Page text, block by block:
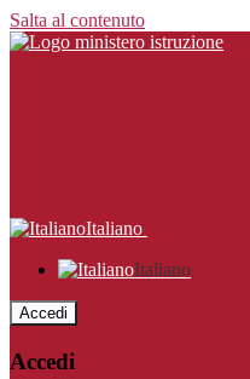
Salta al contenuto
Italiano
Italiano
Accedi
Accedi